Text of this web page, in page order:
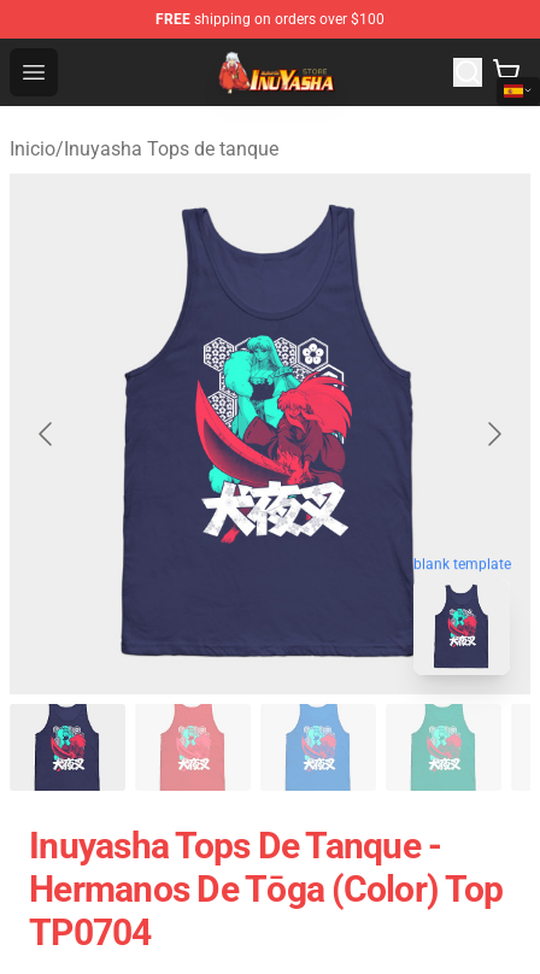
FREE shipping on orders over $100
Open menu
Inuyasha Store - Official Inuyasha Merchandise Shop
Inicio/Inuyasha Tops de tanque
blank template
Inuyasha Tops De Tanque -
Hermanos De Tōga (color) Top
TP0704